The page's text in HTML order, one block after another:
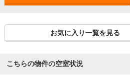
お気に入り一覧を見る
こちらの物件の空室状況